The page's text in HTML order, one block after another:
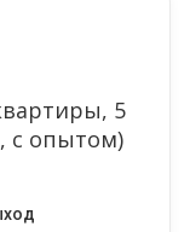
5
с опытом)